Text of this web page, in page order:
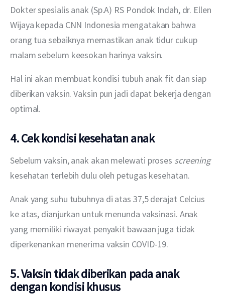
Dokter spesialis anak (Sp.A) RS Pondok Indah, dr. Ellen
Wijaya kepada CNN Indonesia mengatakan bahwa
orang tua sebaiknya memastikan anak tidur cukup
malam sebelum keesokan harinya vaksin.
Hal ini akan membuat kondisi tubuh anak fit dan siap
diberikan vaksin. Vaksin pun jadi dapat bekerja dengan
optimal.
4. Cek kondisi kesehatan anak
Sebelum vaksin, anak akan melewati proses screening
kesehatan terlebih dulu oleh petugas kesehatan.
Anak yang suhu tubuhnya di atas 37,5 derajat Celcius
ke atas, dianjurkan untuk menunda vaksinasi. Anak
yang memiliki riwayat penyakit bawaan juga tidak
diperkenankan menerima vaksin COVID-19.
5. Vaksin tidak diberikan pada anak
dengan kondisi khusus